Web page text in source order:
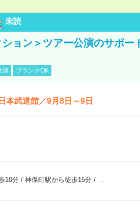
未読
ョン＞ツアー公演のサポー
迎 ブランクOK
本武道館／9月8日～9日
10分/ 神保町駅から徒歩15分/